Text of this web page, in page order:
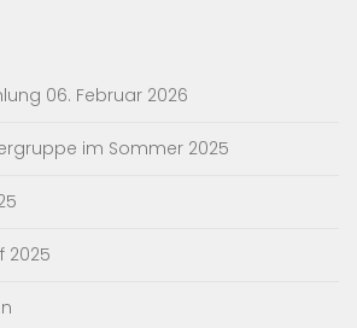
06. Februar 2026
im Sommer 2025
2025